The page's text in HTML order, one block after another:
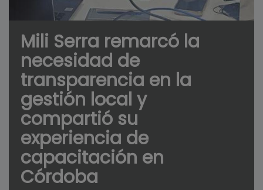
Mili Serra remarcó la
necesidad de
transparencia en la
gestión local y
compartió su
experiencia de
capacitación en
Córdoba